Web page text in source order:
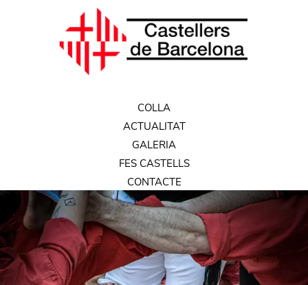
COLLA
ACTUALITAT
GALERIA
FES CASTELLS
CONTACTE